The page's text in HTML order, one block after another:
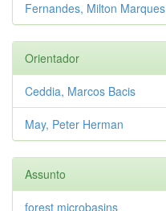
Fernandes, Milton Marques
Orientador
Ceddia, Marcos Bacis
May, Peter Herman
Assunto
forest microbasins